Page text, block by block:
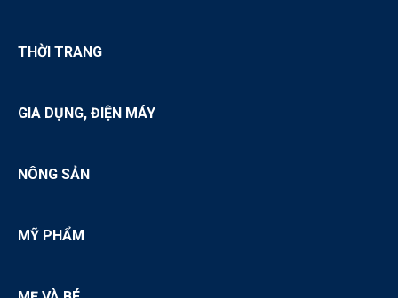
THỜI TRANG
GIA DỤNG, ĐIỆN MÁY
NÔNG SẢN
MỸ PHẨM